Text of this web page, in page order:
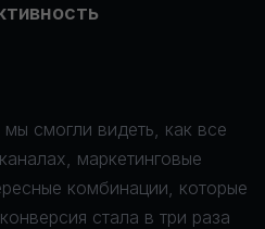
смогли видеть, как все
маркетинговые
комбинации, которые
стала в три раза